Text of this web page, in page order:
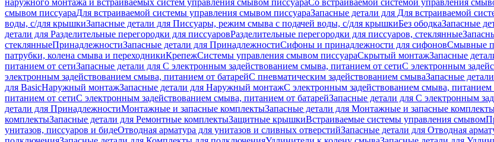
наружного монтажа и встраиваемых систем управления смывом писсуараСо встраиваемой системой управления
смывом писсуараДля встраиваемой системы управления смывом писсуараЗапасные детали для Для встраиваемой
воды, с/для крышкиЗапасные детали для Писсуары, режим смыва с подачей воды, с/для крышкиБез ободкаЗапасные
детали для Разделительные перегородки для писсуаровРазделительные перегородки для писсуаров, стеклянные
стеклянныеПринадлежностиЗапасные детали для ПринадлежностиСифоны и принадлежности для сифоновСмывные
патрубки, колена смыва и переходникиКрепежСистемы управления смывом писсуараСкрытый монтажЗапасные
питанием от сетиЗапасные детали для С электронным задействованием смыва, питанием от сетиС электронным
электронным задействованием смыва, питанием от батарейС пневматическим задействованием смываЗапасные
для BasicНаружный монтажЗапасные детали для Наружный монтажС электронным задействованием смыва, питанием
питанием от сетиС электронным задействованием смыва, питанием от батарейЗапасные детали для С электронным
детали для ПринадлежностиМонтажные и запасные комплектыЗапасные детали для Монтажные и запасные
комплектыЗапасные детали для Ремонтные комплектыЗащитные крышкиВстраиваемые системы управления смывом
унитазов, писсуаров и бидеОтводная арматура для унитазов и сливных отверстийЗапасные детали для Отводная